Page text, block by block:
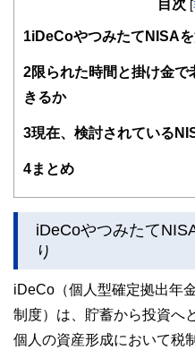
る方が安心して過ご
各種セミナーやコラム
https://
目次 [
1iDeCoやつみたてNISA
2限られた時間と掛け金
きるか
3現在、検討されている
4まとめ
iDeCoやつみたて
り
iDeCo（個人型確定拠出年
制度）は、貯蓄から投資へ
個人の資産形成において税